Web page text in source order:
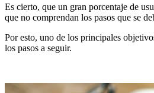
Es cierto, que un gran porcentaje de
que no comprendan los pasos que se
Por esto, uno de los principales
los pasos a seguir.